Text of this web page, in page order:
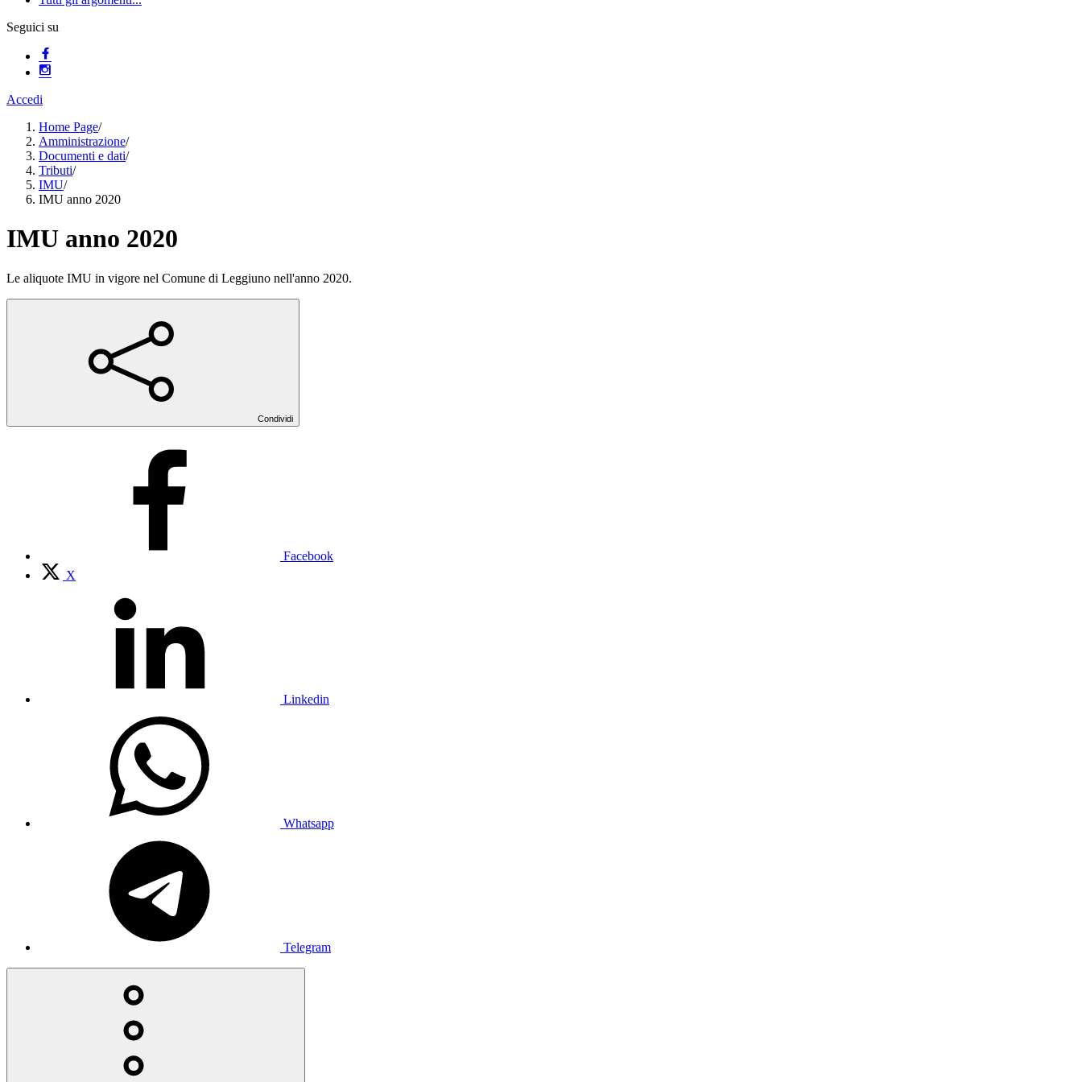
Seguici su
Accedi
Home Page/
Amministrazione/
Documenti e dati/
Tributi/
IMU/
IMU anno 2020
IMU anno 2020
Le aliquote IMU in vigore nel Comune di Leggiuno nell'anno 2020.
Condividi
Facebook
X
Linkedin
Whatsapp
Telegram